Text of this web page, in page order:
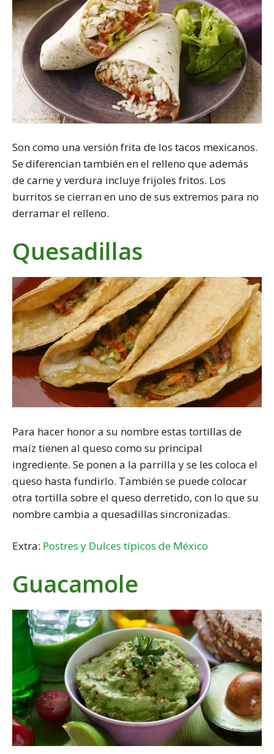
Son como una versión frita de los tacos mexicanos.
Se diferencian también en el relleno que además
de carne y verdura incluye frijoles fritos. Los
burritos se cierran en uno de sus extremos para no
derramar el relleno.
Quesadillas
Para hacer honor a su nombre estas tortillas de
maíz tienen al queso como su principal
ingrediente. Se ponen a la parrilla y se les coloca el
queso hasta fundirlo. También se puede colocar
otra tortilla sobre el queso derretido, con lo que su
nombre cambia a quesadillas sincronizadas.
Extra: Postres y Dulces típicos de México
Guacamole